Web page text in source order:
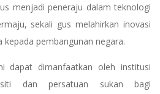
menjadi peneraju dalam teknologi
sekali gus melahirkan inovasi
pembangunan negara.
dapat dimanfaatkan oleh institusi
dan persatuan sukan bagi